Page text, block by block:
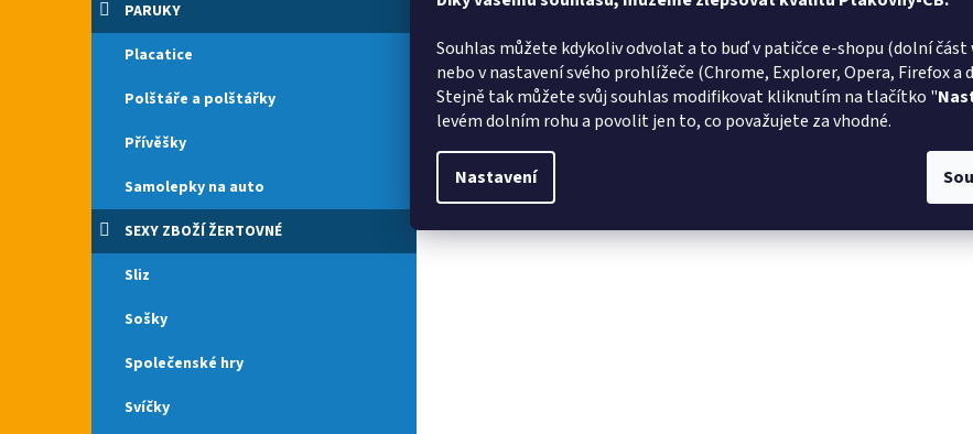
Souhlas můžete kdykoliv odvolat a to buď v patičce e-shopu (dolní část
nebo v nastavení svého prohlížeče (Chrome, Explorer, Opera, Firefox a
Stejně tak můžete svůj souhlas modifikovat kliknutím na tlačítko "
levém dolním rohu a povolit jen to, co považujete za vhodné.
Nastavení
PARUKY
Placatice
Polštáře a polštářky
Přívěšky
Samolepky na auto
SEXY ZBOŽÍ ŽERTOVNÉ
Sliz
Sošky
Společenské hry
Svíčky
najdete u nás – a vše skladem!
kostýmy
a další ptákoviny ! Oblíbené jsou třeba: párty kostýmy divadelní masky
oblečení avtipné dárky.